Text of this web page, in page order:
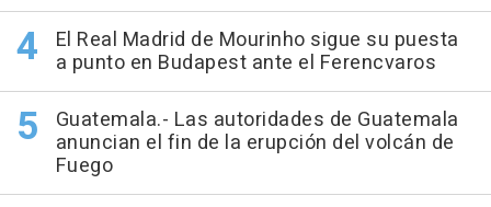
El Real Madrid de Mourinho sigue su puesta
a punto en Budapest ante el Ferencvaros
Guatemala.- Las autoridades de Guatemala
anuncian el fin de la erupción del volcán de
Fuego